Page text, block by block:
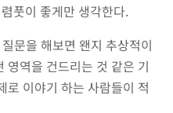
풋이 좋게만 생각한다.
문을 해보면 왠지 추상적이
영역을 건드리는 것 같은 기
로 이야기 하는 사람들이 적